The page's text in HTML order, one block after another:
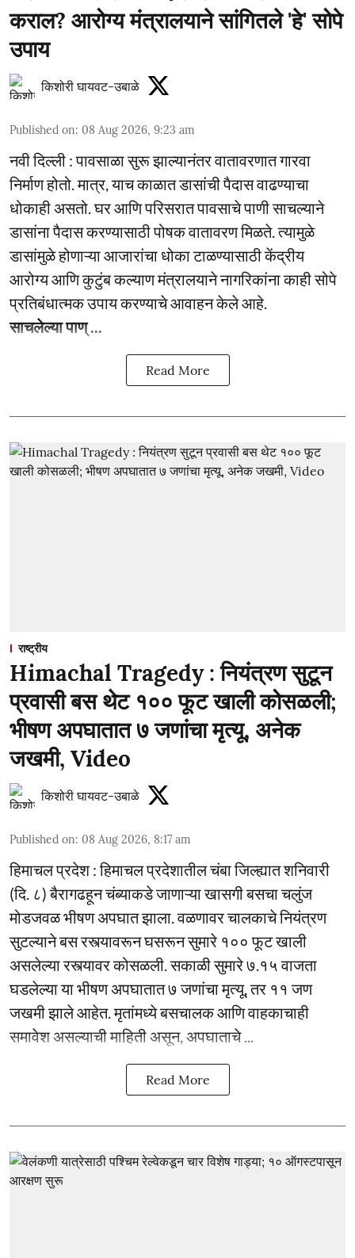
कराल? आरोग्य मंत्रालयाने सांगितले 'हे' सोपे
उपाय
किशोरी घायवट-उबाळे
Published on: 08 Aug 2026, 9:23 am
नवी दिल्ली : पावसाळा सुरू झाल्यानंतर वातावरणात गारवा
निर्माण होतो. मात्र, याच काळात डासांची पैदास वाढण्याचा
धोकाही असतो. घर आणि परिसरात पावसाचे पाणी साचल्याने
डासांना पैदास करण्यासाठी पोषक वातावरण मिळते. त्यामुळे
डासांमुळे होणाऱ्या आजारांचा धोका टाळण्यासाठी केंद्रीय
आरोग्य आणि कुटुंब कल्याण मंत्रालयाने नागरिकांना काही सोपे
प्रतिबंधात्मक उपाय करण्याचे आवाहन केले आहे.
साचलेल्या पाण् ...
Read More
राष्ट्रीय
Himachal Tragedy : नियंत्रण सुटून
प्रवासी बस थेट १०० फूट खाली कोसळली;
भीषण अपघातात ७ जणांचा मृत्यू, अनेक
जखमी, Video
किशोरी घायवट-उबाळे
Published on: 08 Aug 2026, 8:17 am
हिमाचल प्रदेश : हिमाचल प्रदेशातील चंबा जिल्ह्यात शनिवारी
(दि. ८) बैरागढहून चंब्याकडे जाणाऱ्या खासगी बसचा चलुंज
मोडजवळ भीषण अपघात झाला. वळणावर चालकाचे नियंत्रण
सुटल्याने बस रस्त्यावरून घसरून सुमारे १०० फूट खाली
असलेल्या रस्त्यावर कोसळली. सकाळी सुमारे ७.१५ वाजता
घडलेल्या या भीषण अपघातात ७ जणांचा मृत्यू, तर ११ जण
जखमी झाले आहेत. मृतांमध्ये बसचालक आणि वाहकाचाही
समावेश असल्याची माहिती असून, अपघाताचे ...
Read More